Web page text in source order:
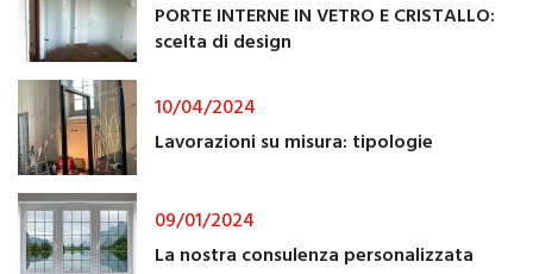
PORTE INTERNE IN VETRO E CRISTALLO:
scelta di design
10/04/2024
Lavorazioni su misura: tipologie
09/01/2024
La nostra consulenza personalizzata